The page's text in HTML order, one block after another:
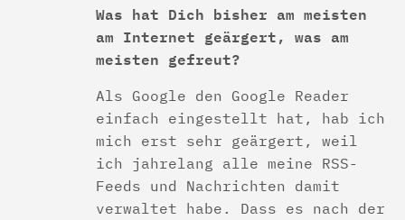
Was hat Dich bisher am meisten
am Internet geärgert, was am
meisten gefreut?
Als Google den Google Reader
einfach eingestellt hat, hab ich
mich erst sehr geärgert, weil
ich jahrelang alle meine RSS-
Feeds und Nachrichten damit
verwaltet habe. Dass es nach der